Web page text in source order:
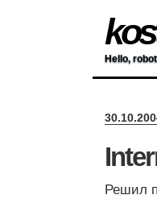
Hello,
Решил